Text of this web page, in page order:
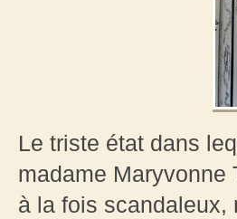
Le triste état dans
madame Maryvonne
à la fois scandaleux,